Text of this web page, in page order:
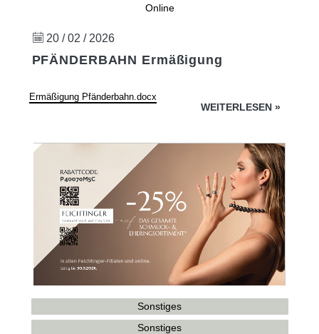
Online
20 / 02 / 2026
PFÄNDERBAHN Ermäßigung
Ermäßigung Pfänderbahn.docx
WEITERLESEN »
Sonstiges
Sonstiges